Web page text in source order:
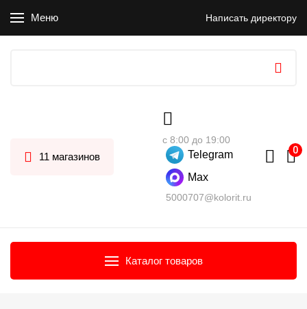
Меню Написать директору
11 магазинов
с 8:00 до 19:00
Telegram
Max
5000707@kolorit.ru
Каталог товаров